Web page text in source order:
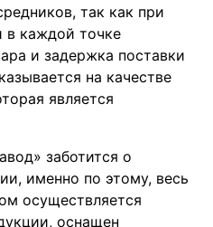
так как при
в каждой точке
и задержка поставки
на качестве
является
заботится о
именно по этому, весь
осуществляется
оснащен